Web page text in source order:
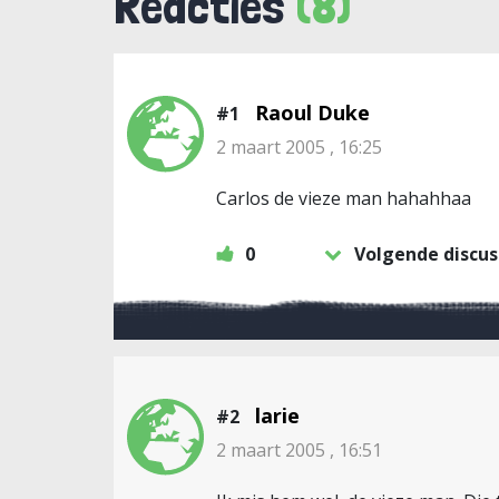
#1 Raoul Duke
2 maart 2005 , 16:25
Carlos de vieze man hahahhaa
0 Volgende
#2 larie
2 maart 2005 , 16:51